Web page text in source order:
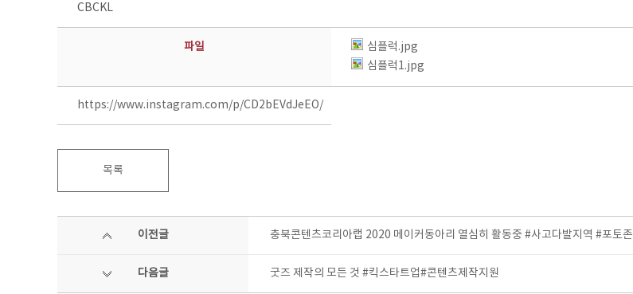
CBCKL
파일
심플럭.jpg
심플럭1.jpg
https://www.instagram.com/p/CD2bEVdJeEO/
목록
이전글 충북콘텐츠코리아랩 2020 메이커동아리 열심히 활동중 #사고다발지역 #포토존
다음글 굿즈 제작의 모든 것 #킥스타트업#콘텐츠제작지원